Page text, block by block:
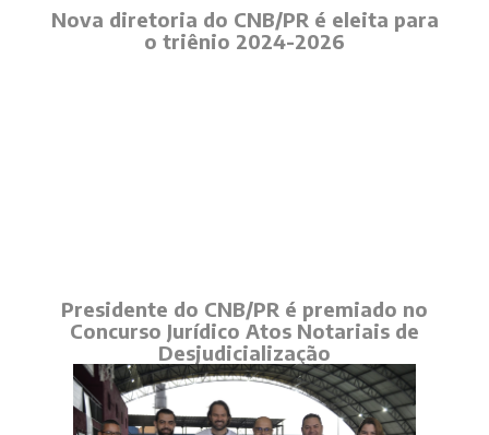
Nova diretoria do CNB/PR é eleita para
o triênio 2024-2026
Presidente do CNB/PR é premiado no
Concurso Jurídico Atos Notariais de
Desjudicialização